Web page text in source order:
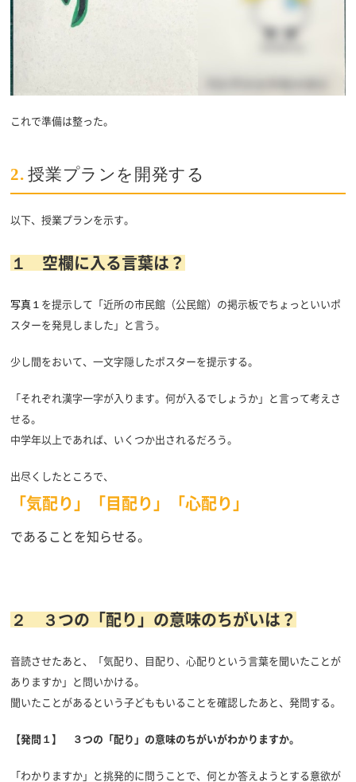
これで準備は整った。
2. 授業プランを開発する
以下、授業プランを示す。
１ 空欄に入る言葉は？
写真１ を提示して「近所の市民館（公民館）の掲示板でちょっといいポ
スターを発見しました」と言う。
少し間をおいて、一文字隠したポスターを提示する。
「それぞれ漢字一字が入ります。何が入るでしょうか」と言って考えさ
せる。
中学年以上であれば、いくつか出されるだろう。
出尽くしたところで、
「気配り」「目配り」「心配り 」
であることを知らせる。
２ ３つの「配り」の意味のちがいは？
音読させたあと、「気配り、目配り、心配りという言葉を聞いたことが
ありますか」と問いかける。
聞いたことがあるという子どももいることを確認したあと、発問する。
【発問１】 ３つの「配り」の意味のちがいがわかりますか。
「わかりますか」と挑発的に問うことで、何とか答えようとする意欲が